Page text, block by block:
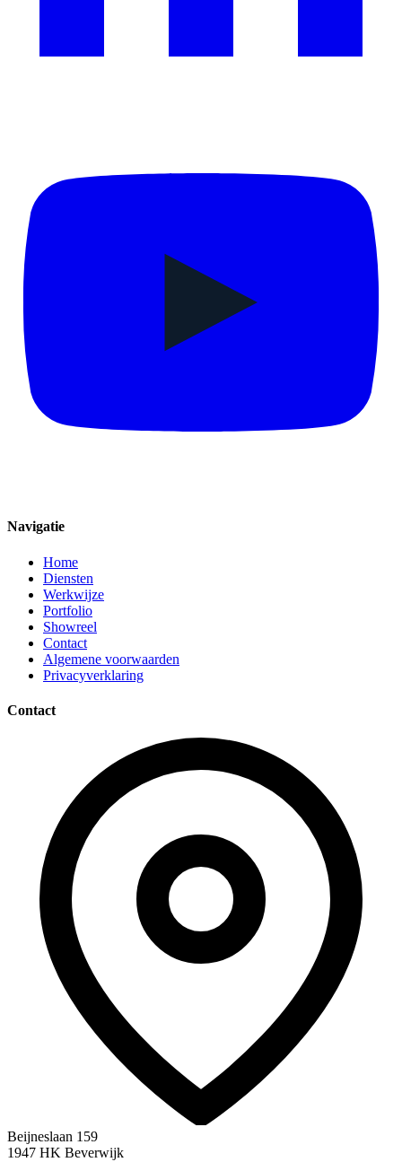
Navigatie
Home
Diensten
Werkwijze
Portfolio
Showreel
Contact
Algemene voorwaarden
Privacyverklaring
Contact
Beijneslaan 159
1947 HK Beverwijk